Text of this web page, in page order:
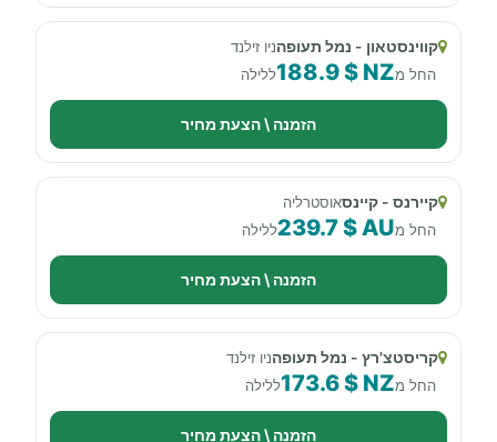
קווינסטאון - נמל תעופהניו זילנד
החל מ188.9 $ NZללילה
הזמנה \ הצעת מחיר
קיירנס - קיינסאוסטרליה
החל מ239.7 $ AUללילה
הזמנה \ הצעת מחיר
קריסטצ'רץ - נמל תעופהניו זילנד
החל מ173.6 $ NZללילה
הזמנה \ הצעת מחיר